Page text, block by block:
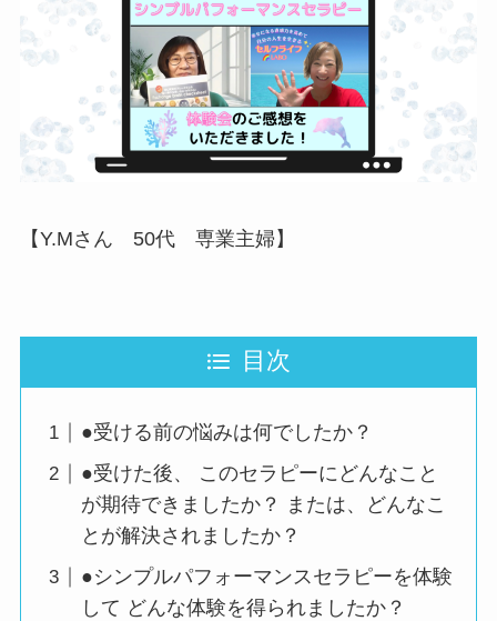
【Y.Mさん 50代 専業主婦】
目次
●受ける前の悩みは何でしたか？
●受けた後、 このセラピーにどんなこと
が期待できましたか？ または、どんなこ
とが解決されましたか？
●シンプルパフォーマンスセラピーを体験
して どんな体験を得られましたか？